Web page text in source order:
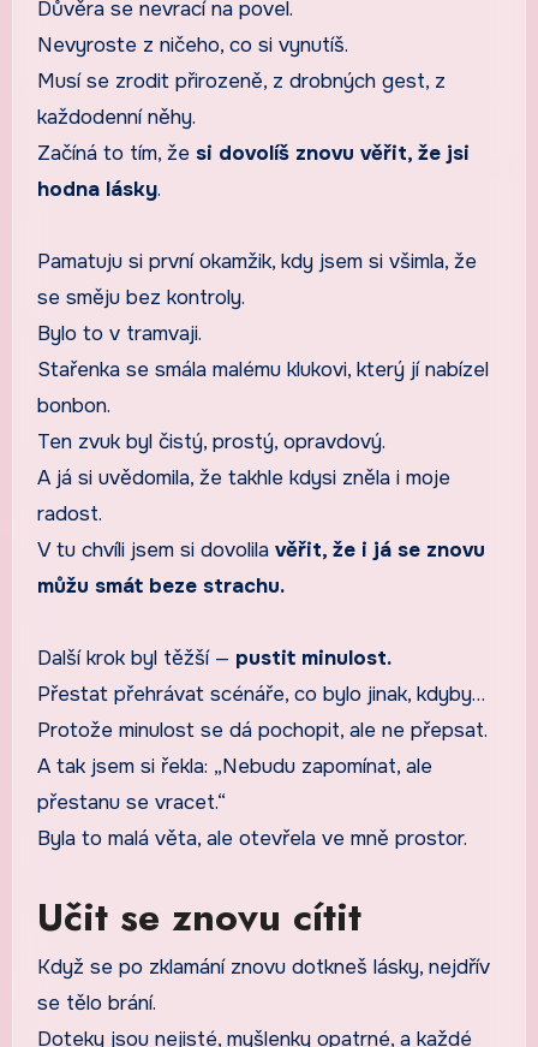
Důvěra se nevrací na povel.
Nevyroste z ničeho, co si vynutíš.
Musí se zrodit přirozeně, z drobných gest, z
každodenní něhy.
Začíná to tím, že si dovolíš znovu věřit, že jsi
hodna lásky.
Pamatuju si první okamžik, kdy jsem si všimla, že
se směju bez kontroly.
Bylo to v tramvaji.
Stařenka se smála malému klukovi, který jí nabízel
bonbon.
Ten zvuk byl čistý, prostý, opravdový.
A já si uvědomila, že takhle kdysi zněla i moje
radost.
V tu chvíli jsem si dovolila věřit, že i já se znovu
můžu smát beze strachu.
Další krok byl těžší — pustit minulost.
Přestat přehrávat scénáře, co bylo jinak, kdyby…
Protože minulost se dá pochopit, ale ne přepsat.
A tak jsem si řekla: „Nebudu zapomínat, ale
přestanu se vracet.“
Byla to malá věta, ale otevřela ve mně prostor.
Učit se znovu cítit
Když se po zklamání znovu dotkneš lásky, nejdřív
se tělo brání.
Doteky jsou nejisté, myšlenky opatrné, a každé